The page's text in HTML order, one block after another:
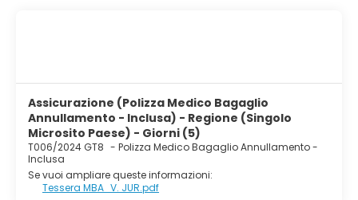
Assicurazione (Polizza Medico Bagaglio
Annullamento - Inclusa) - Regione (Singolo
Microsito Paese) - Giorni (5)
T006/2024 GT8 - Polizza Medico Bagaglio Annullamento -
Inclusa
Se vuoi ampliare queste informazioni:
Tessera MBA_V. JUR.pdf